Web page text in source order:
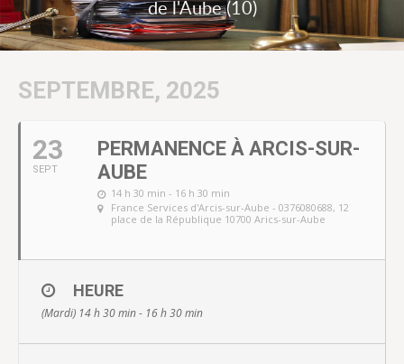
de l'Aube (10)
SEPTEMBRE, 2025
23
SEPT
PERMANENCE À ARCIS-SUR-
AUBE
14 h 30 min - 16 h 30 min
France Services d'Arcis-sur-Aube - 0376080688, 12
place de la République 10700 Arics-sur-Aube
HEURE
(Mardi) 14 h 30 min - 16 h 30 min